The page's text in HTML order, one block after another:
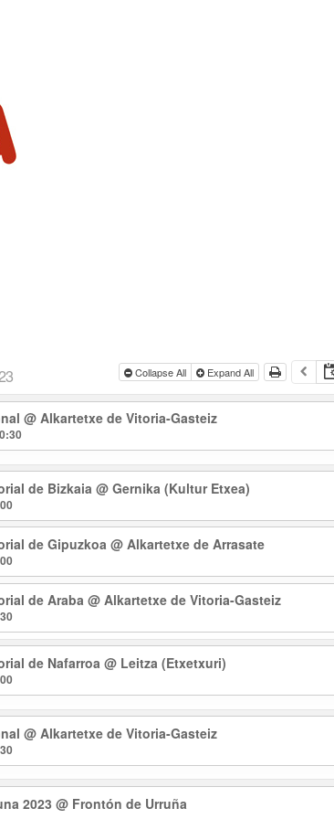
Collapse All Expand All
@ Alkartetxe de Vitoria-Gasteiz
de Bizkaia@ Gernika (Kultur Etxea)
de Gipuzkoa@ Alkartetxe de Arrasate
de Araba@ Alkartetxe de Vitoria-Gasteiz
de Nafarroa@ Leitza (Etxetxuri)
@ Alkartetxe de Vitoria-Gasteiz
2023@ Frontón de Urruña